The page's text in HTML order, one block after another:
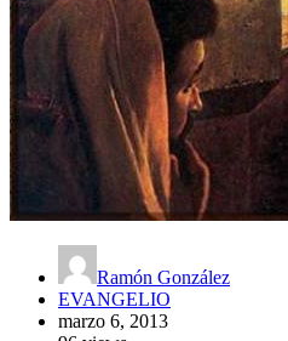
Ramón González
EVANGELIO
marzo 6, 2013